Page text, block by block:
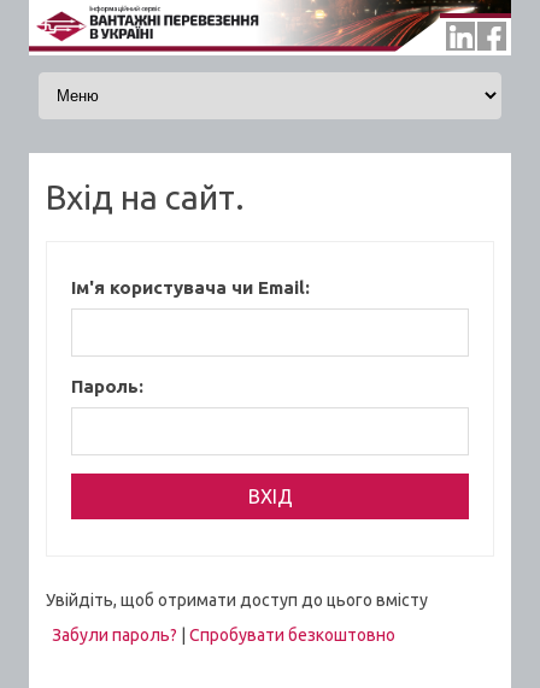
Skip to content
Вхід на сайт.
Ім'я користувача чи Email:
Пароль:
Увійдіть, щоб отримати доступ до цього вмісту
Забули пароль?
Спробувати безкоштовно